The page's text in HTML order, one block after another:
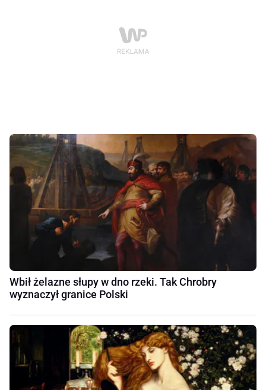
Wbił żelazne słupy w dno rzeki. Tak Chrobry
wyznaczył granice Polski